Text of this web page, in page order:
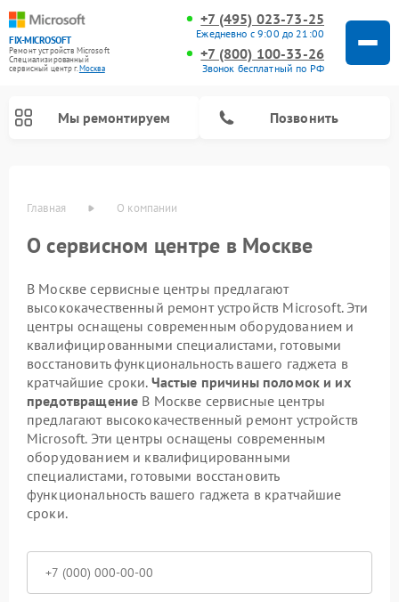
FIX-MICROSOFT
Ремонт устройств Microsoft
Специализированный
cервисный центр г.Москва
+7 (495) 023-73-25
Ежедневно с 9:00 до 21:00
+7 (800) 100-33-26
Звонок бесплатный по РФ
Мы ремонтируем Позвонить
Главная О компании
О сервисном центре в Москве
В Москве сервисные центры предлагают
высококачественный ремонт устройств Microsoft. Эти
центры оснащены современным оборудованием и
квалифицированными специалистами, готовыми
восстановить функциональность вашего гаджета в
кратчайшие сроки. Частые причины поломок и их
предотвращение В Москве сервисные центры
предлагают высококачественный ремонт устройств
Microsoft. Эти центры оснащены современным
оборудованием и квалифицированными
специалистами, готовыми восстановить
функциональность вашего гаджета в кратчайшие
сроки.